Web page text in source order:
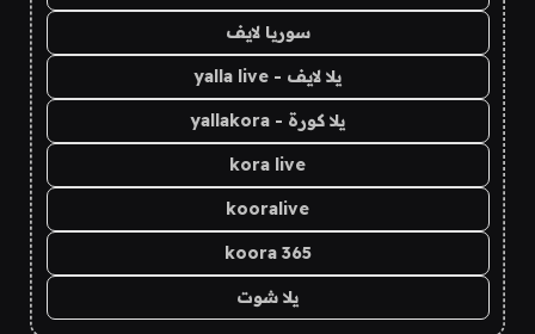
سوريا لايف
يلا لايف - yalla live
يلا كورة - yallakora
kora live
kooralive
koora 365
يلا شوت